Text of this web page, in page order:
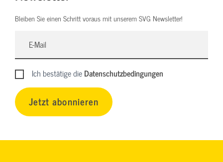
Bleiben Sie einen Schritt voraus mit unserem SVG Newsletter!
Ich bestätige dieDatenschutzbedingungen
Jetzt abonnieren